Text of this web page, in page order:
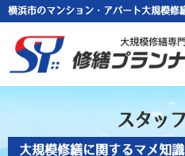
横浜市のマンション・アパート大規模修
スタッ
大規模修繕に関するマメ知